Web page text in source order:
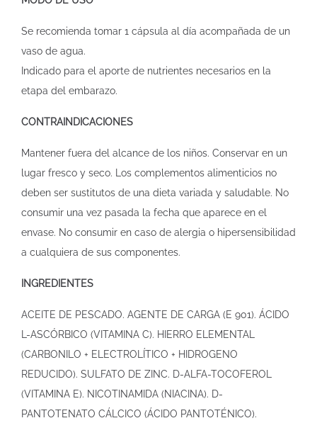
Se recomienda tomar 1 cápsula al día acompañada de un
vaso de agua.
Indicado para el aporte de nutrientes necesarios en la
etapa del embarazo.
CONTRAINDICACIONES
Mantener fuera del alcance de los niños. Conservar en un
lugar fresco y seco. Los complementos alimenticios no
deben ser sustitutos de una dieta variada y saludable. No
consumir una vez pasada la fecha que aparece en el
envase. No consumir en caso de alergia o hipersensibilidad
a cualquiera de sus componentes.
INGREDIENTES
ACEITE DE PESCADO. AGENTE DE CARGA (E 901). ÁCIDO
L-ASCÓRBICO (VITAMINA C). HIERRO ELEMENTAL
(CARBONILO + ELECTROLÍTICO + HIDROGENO
REDUCIDO). SULFATO DE ZINC. D-ALFA-TOCOFEROL
(VITAMINA E). NICOTINAMIDA (NIACINA). D-
PANTOTENATO CÁLCICO (ÁCIDO PANTOTÉNICO).